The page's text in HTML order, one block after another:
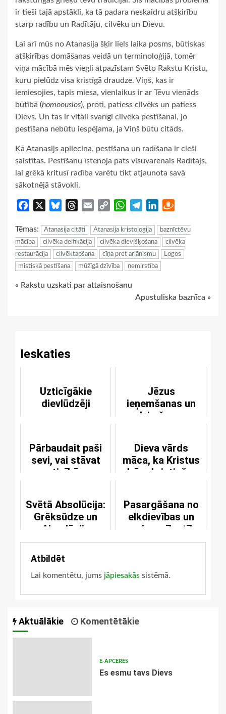
ir tieši tajā apstākli, ka tā padara neskaidru atšķirību
starp radību un Radītāju, cilvēku un Dievu.
Lai arī mūs no Atanasija šķir liels laika posms, būtiskas
atšķirības domāšanas veidā un terminoloģijā, tomēr
viņa mācībā mēs viegli atpazīstam Svēto Rakstu Kristu,
kuru pielūdz visa kristīgā draudze. Viņš, kas ir
iemiesojies, tapis miesa, vienlaikus ir ar Tēvu vienāds
būtībā (homoousios), proti, patiess cilvēks un patiess
Dievs. Un tas ir vitāli svarīgi cilvēka pestīšanai, jo
pestīšana nebūtu iespējama, ja Viņš būtu citāds.
Kā Atanasijs apliecina, pestīšana un radīšana ir cieši
saistītas. Pestīšanu īstenoja pats visuvarenais Radītājs,
lai grēkā kritusī radība varētu tikt atjaunota savā
sākotnējā stāvokli.
Facebook BlueskyThreads
Email
Copy
WhatsApp
TelegramLinkedIn
Tēmas: Atanasija citāti Atanasija kristoloģija
baznīctēvu
mācība
cilvēka deifikācija cilvēka dievišķošana
cilvēka
restaurācija
cilvēktapšana cīņa pret ariānismu
Logos
mistiskā pestīšana
mūžīgā dzīvība nemirstība
Continue
« Rakstu uzskati par attaisnošanu
Apustuliska baznīca »
Ieskaties
Uzticīgākie
dievlūdzēji
Jēzus
ieņemšanas un
dzimšanas
Pārbaudait paši
sevi, vai stāvat
ticībā
Dieva vārds
māca, ka Kristus
dzīvo kristiešos
Svētā Absolūcija:
Grēksūdze un
Absolūcija
Pasargāšana no
elkdievības un
pareiza mīlestība
pret Dievu
Atbildēt
Lai komentētu, jums jāpiesakās sistēmā.
Aktuālākie Komentētākie
E-APCERES
Es esmu tavs Dievs